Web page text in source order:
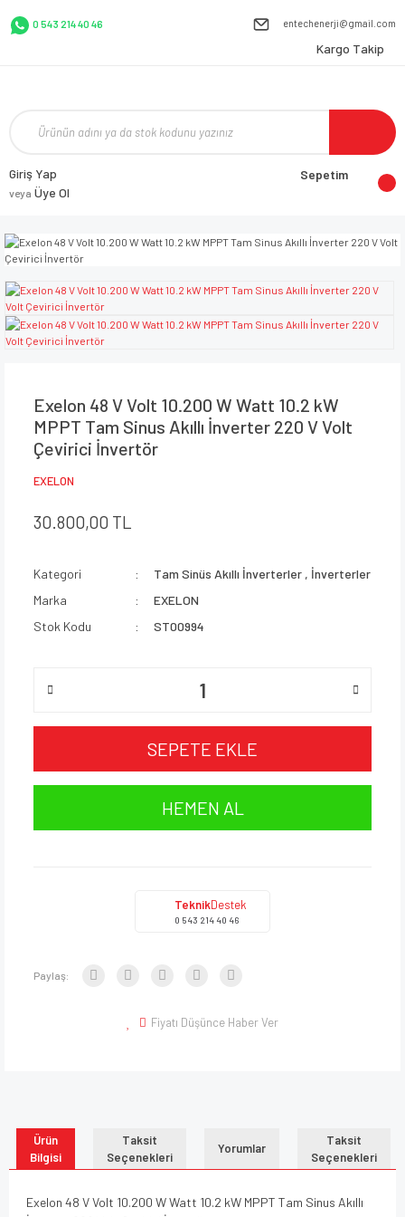
0 543 214 40 46 entechenerji@gmail.com
Kargo Takip
Giriş Yap
veya Üye Ol
Sepetim
Exelon 48 V Volt 10.200 W Watt 10.2 kW
MPPT Tam Sinus Akıllı İnverter 220 V Volt
Çevirici İnvertör
EXELON
30.800,00 TL
Kategori Tam Sinüs Akıllı İnverterler , İnverterler
Marka
EXELON
Stok Kodu
ST00994
SEPETE EKLE
HEMEN AL
TeknikDestek
0 543 214 40 46
Paylaş:
Fiyatı Düşünce Haber Ver
Ürün
Bilgisi
Taksit
Seçenekleri
Yorumlar
Taksit
Seçenekleri
Exelon 48 V Volt 10.200 W Watt 10.2 kW MPPT Tam Sinus Akıllı